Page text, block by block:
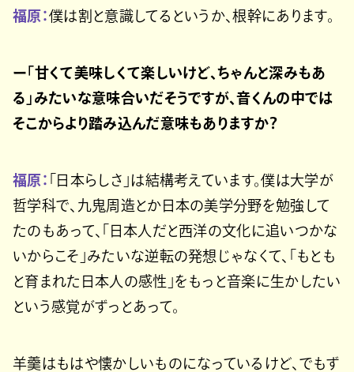
福原：僕は割と意識してるというか、根幹にあります。
ー「甘くて美味しくて楽しいけど、ちゃんと深みもあ
る」みたいな意味合いだそうですが、音くんの中では
そこからより踏み込んだ意味もありますか？
福原：
「日本らしさ」は結構考えています。僕は大学が
哲学科で、九鬼周造とか日本の美学分野を勉強して
たのもあって、「日本人だと西洋の文化に追いつかな
いからこそ」みたいな逆転の発想じゃなくて、「もとも
と育まれた日本人の感性」をもっと音楽に生かしたい
という感覚がずっとあって。
羊羹はもはや懐かしいものになっているけど、でもず